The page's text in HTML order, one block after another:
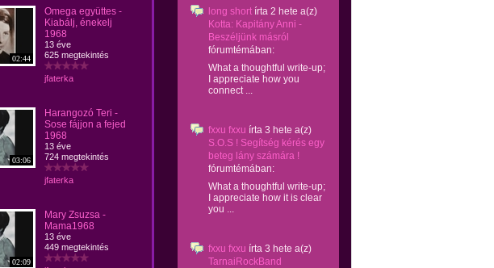
02:44
Omega együttes -
Kiabálj, énekelj
1968
13 éve
625 megtekintés
jfaterka
03:06
Harangozó Teri -
Sose fájjon a fejed
1968
13 éve
724 megtekintés
jfaterka
02:09
Mary Zsuzsa -
Mama1968
13 éve
449 megtekintés
long short írta 2 hete a(z)
Kotta: Kapitány Anni -
Beszéljünk másról
fórumtémában:
What a thoughtful write-up;
I appreciate how you
connect ...
fxxu fxxu írta 3 hete a(z)
S.O.S ! Segítség kérés egy
beteg lány számára !
fórumtémában:
What a thoughtful write-up;
I appreciate how it is clear
you ...
fxxu fxxu írta 3 hete a(z)
TarnaiRockBand